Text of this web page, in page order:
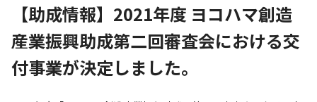
【助成情報】2021年度 ヨコハマ創造
産業振興助成第二回審査会における交
付事業が決定しました。